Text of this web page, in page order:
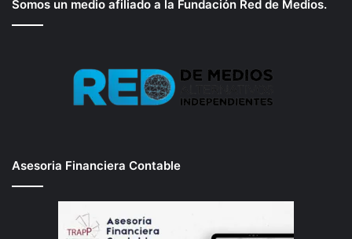
Somos un medio afiliado a la Fundación Red de Medios.
Asesoria Financiera Contable